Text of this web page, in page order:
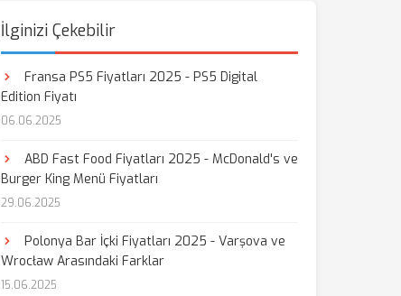
İlginizi Çekebilir
Fransa PS5 Fiyatları 2025 - PS5 Digital
Edition Fiyatı
06.06.2025
ABD Fast Food Fiyatları 2025 - McDonald's ve
Burger King Menü Fiyatları
29.06.2025
Polonya Bar İçki Fiyatları 2025 - Varşova ve
Wrocław Arasındaki Farklar
15.06.2025